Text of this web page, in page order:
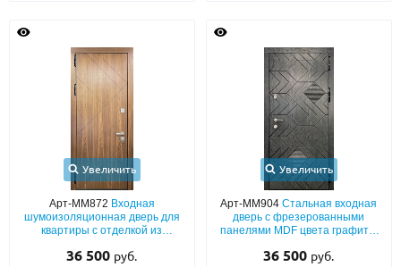
Увеличить
Арт-ММ872 Входная
шумоизоляционная дверь для
квартиры с отделкой из
36 500 руб.
Увеличить
Арт-ММ904Стальная входная
дверь с фрезерованными
панелями MDF цвета графит с
звукоизоляцией)
36 500 руб.